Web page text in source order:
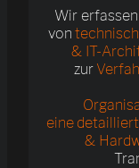
Wir
von
& IT-
zur
eine
&